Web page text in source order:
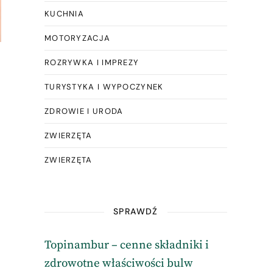
KUCHNIA
MOTORYZACJA
ROZRYWKA I IMPREZY
TURYSTYKA I WYPOCZYNEK
ZDROWIE I URODA
ZWIERZĘTA
ZWIERZĘTA
SPRAWDŹ
Topinambur – cenne składniki i
zdrowotne właściwości bulw